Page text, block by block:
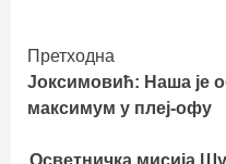
Continue
Reading
Претходна
Јоксимовић: Наша је
максимум у плеј-офу
Осветничка мисија